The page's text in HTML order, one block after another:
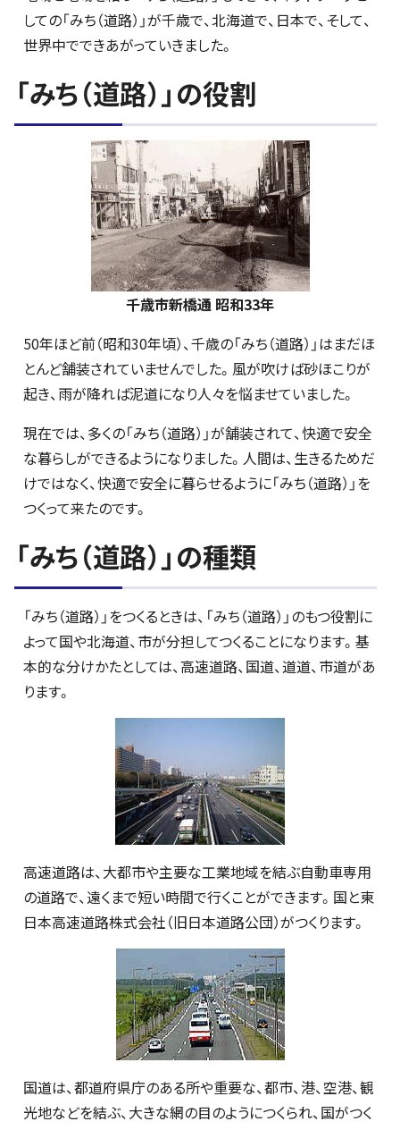
しての「みち（道路）」が千歳で、北海道で、日本で、そして、
世界中でできあがっていきました。
「みち（道路）」の役割
千歳市新橋通 昭和33年
50年ほど前（昭和30年頃）、千歳の「みち（道路）」はまだほ
とんど舗装されていませんでした。風が吹けば砂ほこりが
起き、雨が降れば泥道になり人々を悩ませていました。
現在では、多くの「みち（道路）」が舗装されて、快適で安全
な暮らしができるようになりました。人間は、生きるためだ
けではなく、快適で安全に暮らせるように「みち（道路）」を
つくって来たのです。
「みち（道路）」の種類
「みち（道路）」をつくるときは、「みち（道路）」のもつ役割に
よって国や北海道、市が分担してつくることになります。基
本的な分けかたとしては、高速道路、国道、道道、市道があ
ります。
高速道路は、大都市や主要な工業地域を結ぶ自動車専用
の道路で、遠くまで短い時間で行くことができます。国と東
日本高速道路株式会社（旧日本道路公団）がつくります。
国道は、都道府県庁のある所や重要な、都市、港、空港、観
光地などを結ぶ、大きな網の目のようにつくられ、国がつく